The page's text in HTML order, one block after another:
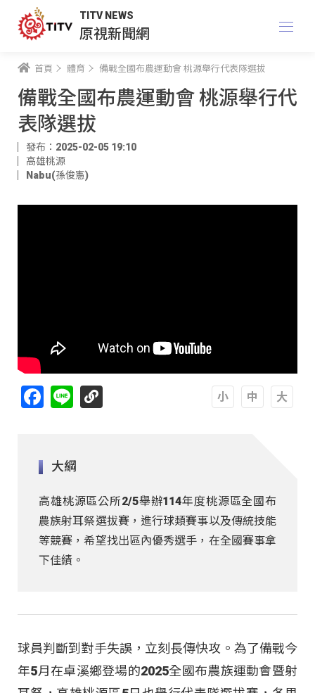
TITV NEWS
原視新聞網
首頁 體育 備戰全國布農運動會 桃源舉行代表隊選拔
備戰全國布農運動會 桃源舉行代
表隊選拔
發布：2025-02-05 19:10
高雄桃源
Nabu(孫俊憲)
Facebook
Line
大綱
高雄桃源區公所2/5舉辦114年度桃源區全國布
農族射耳祭選拔賽，進行球類賽事以及傳統技能
等競賽，希望找出區內優秀選手，在全國賽事拿
下佳績。
球員判斷到對手失誤，立刻長傳快攻。為了備戰今
年5月在卓溪鄉登場的2025全國布農族運動會暨射